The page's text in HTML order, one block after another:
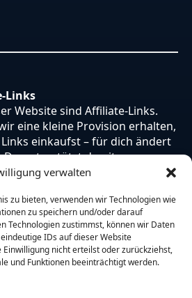
verwalten
zu bieten, verwenden wir Technologien wie
zu speichern und/oder darauf
Technologien zustimmst, können wir Daten
IDs auf dieser Website
nicht erteilst oder zurückziehst,
und Funktionen beeinträchtigt werden.
Links
Website sind Affiliate-Links.
eine kleine Provision erhalten,
einkaufst – für dich ändert
Du unterstützt damit unsere